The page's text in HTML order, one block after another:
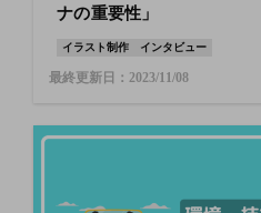
ナの重要性」
イラスト制作 インタビュー
最終更新日：2023/11/08